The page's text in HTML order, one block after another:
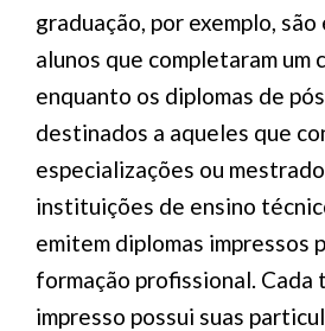
graduação, por exemplo,
alunos que completaram um
enquanto os diplomas de
destinados a aqueles que
especializações ou
instituições de ensino
emitem diplomas impressos
formação profissional. Cada
impresso possui suas